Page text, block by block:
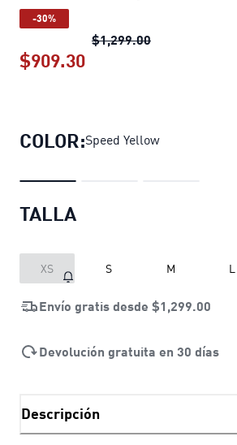
-30%
$1,299.00Playera polo
$909.30
COLOR:Speed Yellow
TALLA
XS S M L
Envío gratis desde $1,299.00
Devolución gratuita en 30 días
Descripción